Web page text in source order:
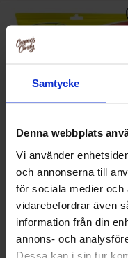
Samtycke
Denna webbplats
Vi använder
och annonserna till
för sociala medier
vidarebefordrar även
information från din
annons- och
Dessa kan i sin tur
Woogie Frizzy Cola 170g
22.90 kr